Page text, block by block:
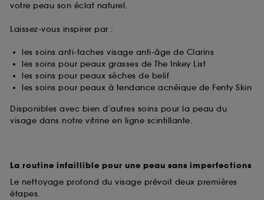
votre peau son éclat naturel.
Laissez-vous inspirer par :
les soins anti-taches visage anti-âge de Clarins
les soins pour peaux grasses de The Inkey List
les soins pour peaux sèches de belif
les soins pour peaux à tendance acnéique de Fenty Skin
Disponibles avec bien d’autres soins pour la peau du
visage dans notre vitrine en ligne scintillante.
La routine infaillible pour une peau sans imperfections
Le nettoyage profond du visage prévoit deux premières
étapes.